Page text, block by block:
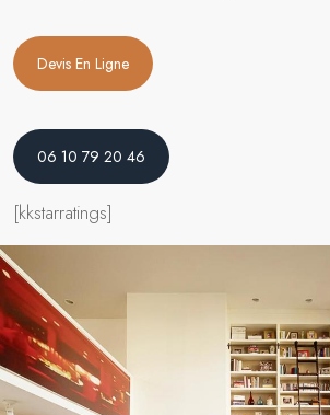
Devis En Ligne
06 10 79 20 46
[kkstarratings]